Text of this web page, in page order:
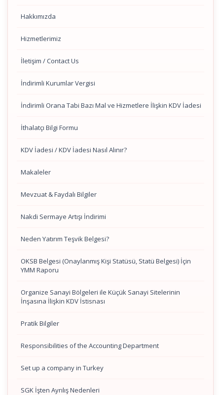
Hakkımızda
Hizmetlerimiz
İletişim / Contact Us
İndirimli Kurumlar Vergisi
İndirimli Orana Tabi Bazı Mal ve Hizmetlere İlişkin KDV İadesi
İthalatçı Bilgi Formu
KDV İadesi / KDV İadesi Nasıl Alınır?
Makaleler
Mevzuat & Faydalı Bilgiler
Nakdi Sermaye Artışı İndirimi
Neden Yatırım Teşvik Belgesi?
OKSB Belgesi (Onaylanmış Kişi Statüsü, Statü Belgesi) İçin
YMM Raporu
Organize Sanayi Bölgeleri ile Küçük Sanayi Sitelerinin
İnşasına İlişkin KDV İstisnası
Pratik Bilgiler
Responsibilities of the Accounting Department
Set up a company in Turkey
SGK İşten Ayrılış Nedenleri